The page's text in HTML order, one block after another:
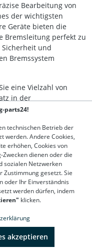
Bearbeitung von
der wichtigsten
Geräte bieten die
Bremsleitung perfekt zu
und
Bremssystem
eine Vielzahl von
in der
in der Profi-Werkstatt
für die Qualität der
robust, langlebig und
darauf verlassen
ausgeführt
bieten wir für
Sie unser
Spezialwerkzeugen
Kunden.
parts24!
technischen Betrieb der
werden. Andere Cookies,
erhöhen, Cookies von
dienen oder die
sozialen Netzwerken
Zustimmung gesetzt. Sie
oder Ihr Einverständnis
werden dürfen, indem
klicken.
akzeptieren
ⓘ